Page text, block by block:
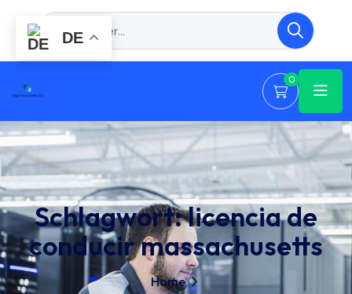
0
Schlagwort:licencia de
conducir massachusetts
Home
DE